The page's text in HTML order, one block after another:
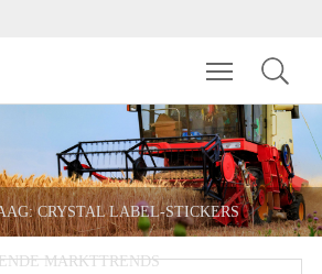
Toggle
CRYSTAL LABEL-STICKERS
MARKTTRENDS